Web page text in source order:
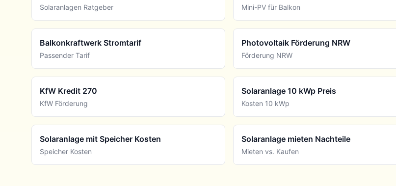
Solaranlagen Ratgeber Mini-PV für Balkon
Balkonkraftwerk Stromtarif
Passender Tarif
Photovoltaik Förderung NRW
Förderung NRW
KfW Kredit 270
KfW Förderung
Solaranlage 10 kWp Preis
Kosten 10 kWp
Solaranlage mit Speicher Kosten
Speicher Kosten
Solaranlage mieten Nachteile
Mieten vs. Kaufen